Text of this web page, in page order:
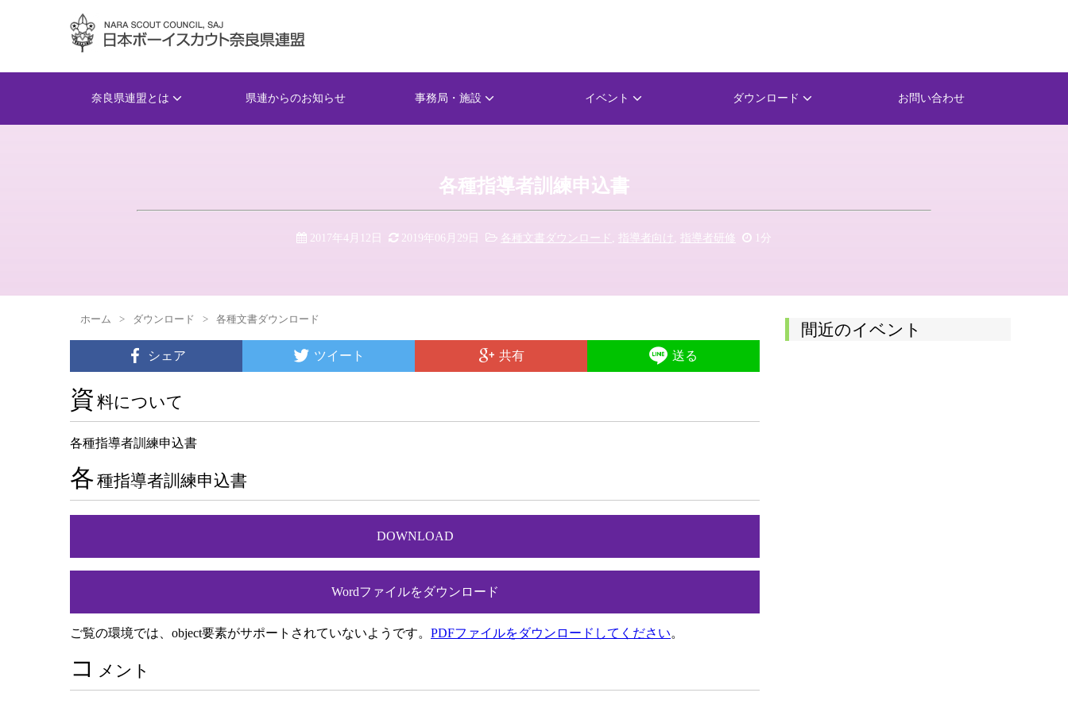
奈良県連盟とは 県連からのお知らせ 事務局・施設 イベント ダウンロード お問い合わせ
各種指導者訓練申込書
2017年4月12日 2019年06月29日 各種文書ダウンロード 指導者向け 指導者研修 1分
ホーム > ダウンロード > 各種文書ダウンロード
シェア ツイート 共有 送る
資 料について
各種指導者訓練申込書
各種指導者訓練申込書
DOWNLOAD
Wordファイルをダウンロード
ご覧の環境では、object要素がサポートされていないようです。 PDFファイルをダウンロードしてください。
コ メント
間近のイベント